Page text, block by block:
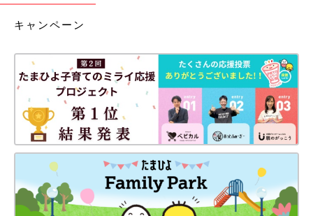
[マォ]
人暮らし。...だったところ10年ぶりに第3子を妊娠！
妊娠・育児の記録を（ インスタグラム）にて公開中。
長男長女の幼い頃の育児エッセイや日常エッセイ、オリジナル絵
本などは（
comicoベストチャレンジ）にて公開中。
前の話
[10年ぶりに出産しま
した#71] キャラクタ
ーもの、与える？与
えない？
一覧
次の話
[10年ぶりに出産しまし
た#73] なんとな～く、
トイレトレやってます
キャンペーン